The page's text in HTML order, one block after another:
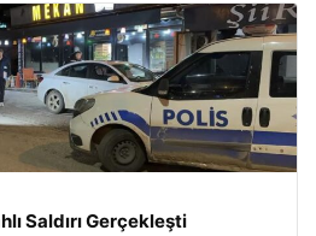
Saldırı Gerçekleşti